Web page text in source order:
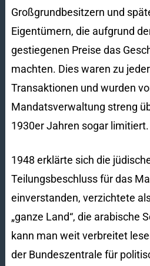
Großgrundbesitzern und
Eigentümern, die aufgrund
gestiegenen Preise das
machten. Dies waren zu
Transaktionen und wurden
Mandatsverwaltung streng
1930er Jahren sogar limitiert.
1948 erklärte sich die
Teilungsbeschluss für das
einverstanden, verzichtete
„ganze Land“, die arabische
kann man weit verbreitet
der Bundeszentrale für